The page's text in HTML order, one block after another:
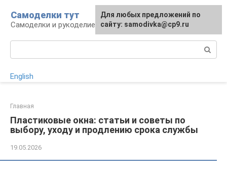
контенту
Самоделки тут
Самоделки и рукоделие для дома и участка
English
Главная
Пластиковые окна: статьи и советы по
выбору, уходу и продлению срока службы
19.05.2026
Для любых предложений по
сайту: samodivka@cp9.ru